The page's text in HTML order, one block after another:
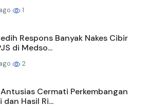
1
Respons Banyak Nakes Cibir
di Medso...
2
Cermati Perkembangan
Hasil Ri...